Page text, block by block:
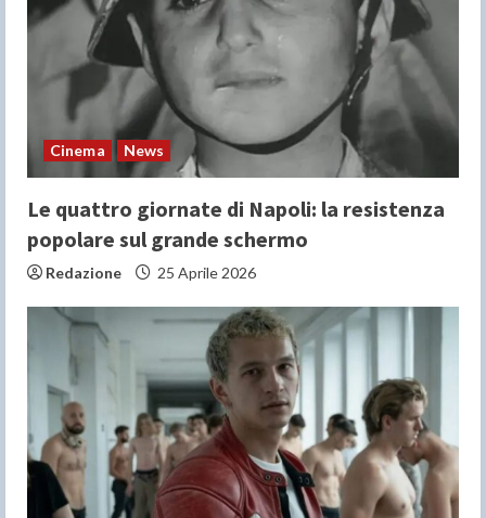
Cinema News
Le quattro giornate di Napoli: la resistenza
popolare sul grande schermo
Redazione 25 Aprile 2026